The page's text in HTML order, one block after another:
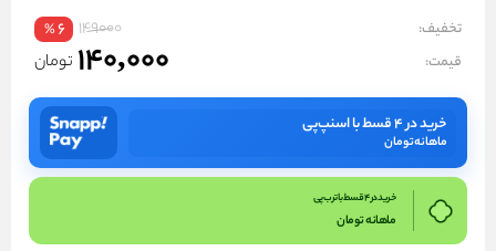
تخفیف: 149000
6
%
قیمت: 140,000 تومان
خرید در ۴ قسط با اسنپ‌پی
ماهانهتومان
خرید در 4 قسط با ترب پی
ماهانهتومان